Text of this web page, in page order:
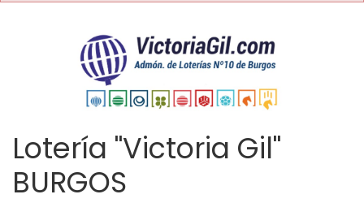
Lotería "Victoria Gil"
BURGOS